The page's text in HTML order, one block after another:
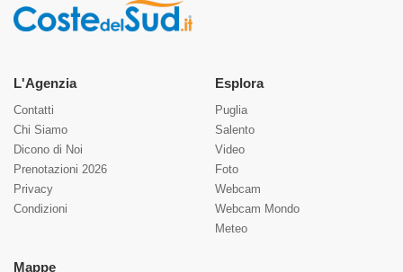
L'Agenzia
Contatti
Chi Siamo
Dicono di Noi
Prenotazioni 2026
Privacy
Condizioni
Esplora
Puglia
Salento
Video
Foto
Webcam
Webcam Mondo
Meteo
Mappe